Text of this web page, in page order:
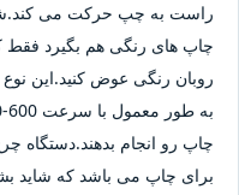
راست به چپ حرکت می کند.شما
چاپ های رنگی هم بگیرد فقط
روبان رنگی عوض کنید.این نوع
چاپ رو انجام بدهند.دستگاه
برای چاپ می باشد که شاید